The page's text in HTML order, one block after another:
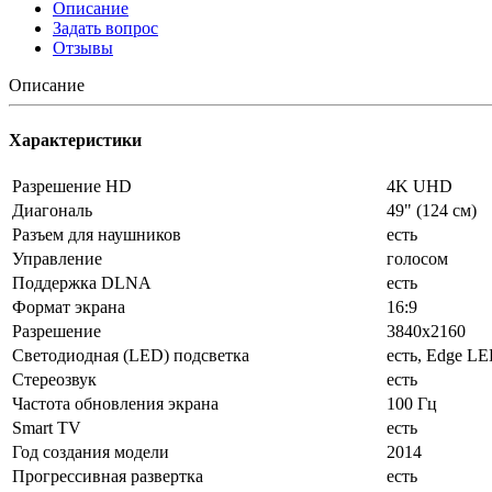
Описание
Задать вопрос
Отзывы
Описание
Характеристики
Разрешение HD
4K UHD
Диагональ
49" (124 см)
Разъем для наушников
есть
Управление
голосом
Поддержка DLNA
есть
Формат экрана
16:9
Разрешение
3840x2160
Светодиодная (LED) подсветка
есть, Edge
Стереозвук
есть
Частота обновления экрана
100 Гц
Smart TV
есть
Год создания модели
2014
Прогрессивная развертка
есть